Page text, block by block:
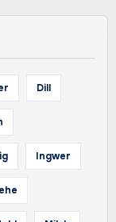
Dill
Ingwer